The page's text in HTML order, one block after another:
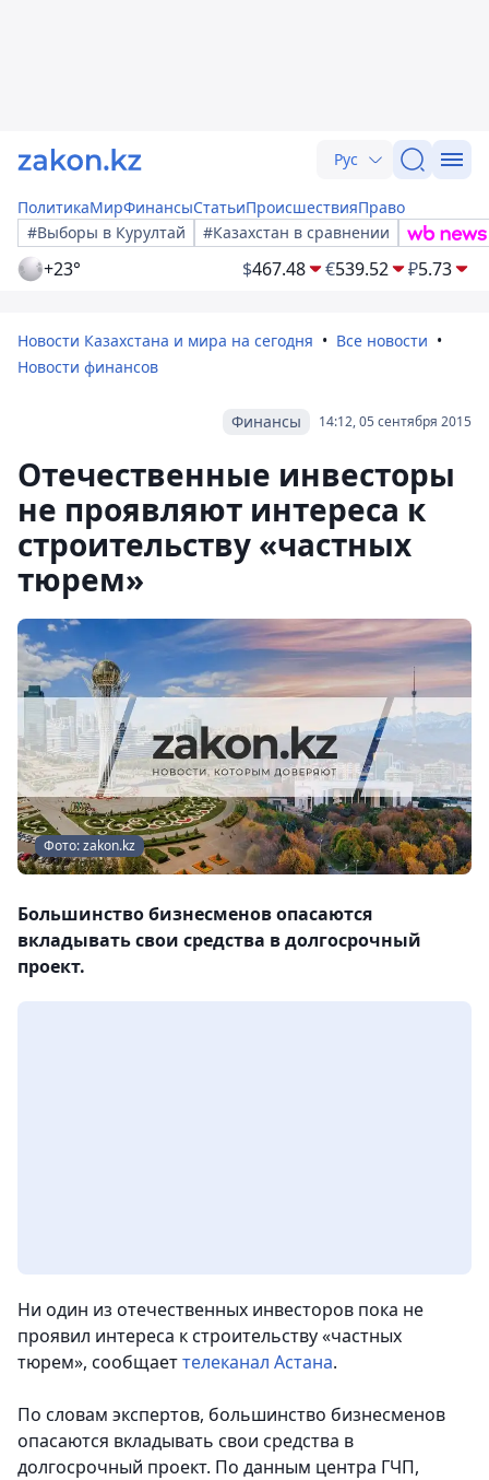
Рус
ПолитикаМирФинансыСтатьиПроисшествияПраво
#Выборы в Курултай
#Казахстан в сравнении
+23° $467.48 €539.52 ₽5.73
Новости Казахстана и мира на сегодня
Все новости
Новости финансов
14:12, 05 сентября 2015
Финансы
Отечественные инвесторы
не проявляют интереса к
строительству «частных
тюрем»
Фото: zakon.kz
Большинство бизнесменов опасаются
вкладывать свои средства в долгосрочный
проект.
Ни один из отечественных инвесторов пока не
проявил интереса к строительству «частных
тюрем», сообщаеттелеканал Астана.
По словам экспертов, большинство бизнесменов
опасаются вкладывать свои средства в
долгосрочный проект. По данным центра ГЧП,